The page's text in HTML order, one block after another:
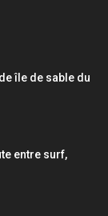
île de sable du
entre surf,